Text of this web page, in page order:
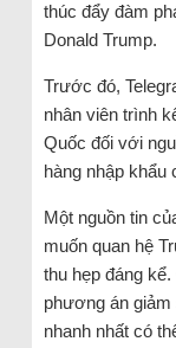
thúc đẩy đàm
Donald Trump.
Trước đó,
nhân viên trình
Quốc đối với
hàng nhập
Một nguồn tin
muốn quan hệ
thu hẹp đáng
phương án
nhanh nhất có